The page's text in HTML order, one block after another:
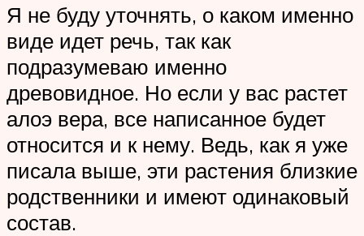
Я не буду уточнять, о каком именно
виде идет речь, так как
подразумеваю именно
древовидное. Но если у вас растет
алоэ вера, все написанное будет
относится и к нему. Ведь, как я уже
писала выше, эти растения близкие
родственники и имеют одинаковый
состав.